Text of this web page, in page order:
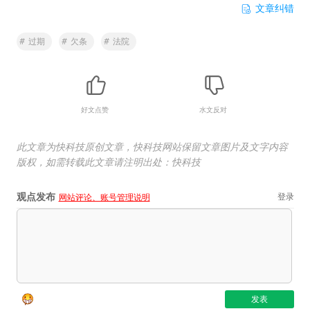
文章纠错
# 过期 # 欠条 # 法院
好文点赞 水文反对
此文章为快科技原创文章，快科技网站保留文章图片及文字内容
版权，如需转载此文章请注明出处：快科技
观点发布 网站评论、账号管理说明 登录